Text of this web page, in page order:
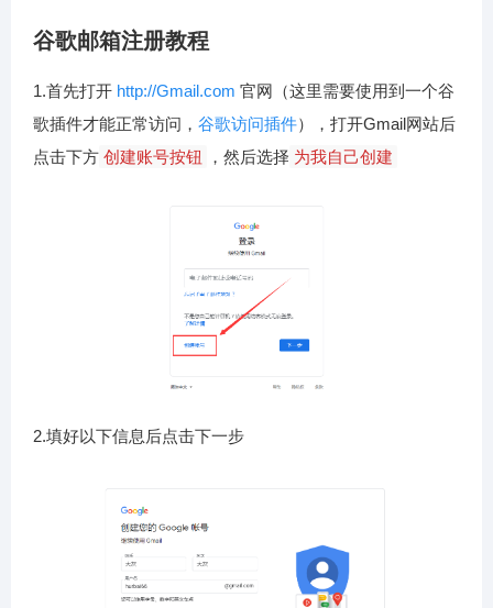
谷歌邮箱注册教程
1.首先打开 http://Gmail.com 官网（这里需要使用到一个谷
歌插件才能正常访问， 谷歌访问插件），打开Gmail网站后
点击下方 创建账号按钮 ，然后选择 为我自己创建
2.填好以下信息后点击下一步